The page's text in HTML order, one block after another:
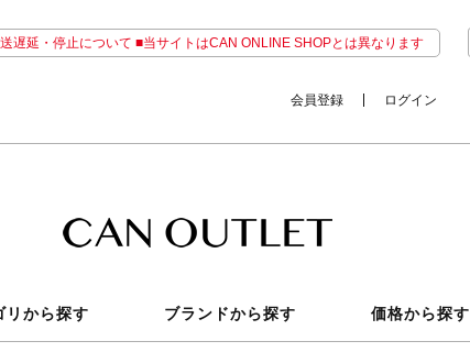
遅延・停止について ■当サイトはCAN ONLINE SHOPとは異なります
会員登録 ログイン
リから探す ブランドから探す 価格から探す